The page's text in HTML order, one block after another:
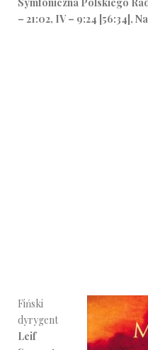
– 21:02, IV – 9:24 [56:34],
Fiński
dyrygent
Leif